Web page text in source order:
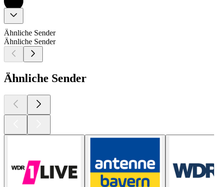
Ähnliche Sender
Ähnliche Sender
Ähnliche Sender